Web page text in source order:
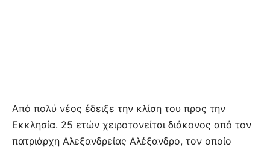
Από πολύ νέος έδειξε την κλίση του προς την
Εκκλησία. 25 ετών χειροτονείται διάκονος από τον
πατριάρχη Αλεξανδρείας Αλέξανδρο, τον οποίο